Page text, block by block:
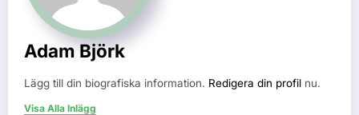
Adam Björk
Lägg till din biografiska information. Redigera din profil nu.
Visa Alla Inlägg